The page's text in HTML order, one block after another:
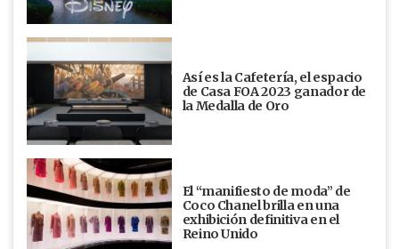
Así es la Cafetería, el espacio
de Casa FOA 2023 ganador de
la Medalla de Oro
El “manifiesto de moda” de
Coco Chanel brilla en una
exhibición definitiva en el
Reino Unido